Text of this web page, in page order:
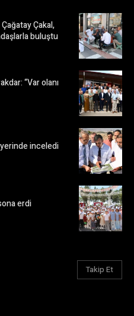
Çakal,
buluştu
“Var olanı
yerinde inceledi
erdi
Takip Et